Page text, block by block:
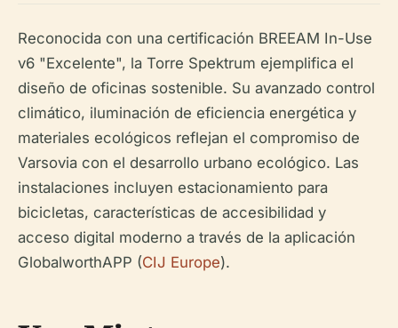
Reconocida con una certificación BREEAM In-Use
v6 "Excelente", la Torre Spektrum ejemplifica el
diseño de oficinas sostenible. Su avanzado control
climático, iluminación de eficiencia energética y
materiales ecológicos reflejan el compromiso de
Varsovia con el desarrollo urbano ecológico. Las
instalaciones incluyen estacionamiento para
bicicletas, características de accesibilidad y
acceso digital moderno a través de la aplicación
GlobalworthAPP (CIJ Europe).